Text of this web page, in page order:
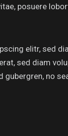
posuere
elitr, sed
sed diam
no